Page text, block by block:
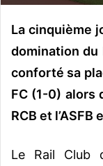
e
l
La cinquième
domination du
conforté sa
FC (1-0) alors
RCB et l’ASFB
Le Rail Club